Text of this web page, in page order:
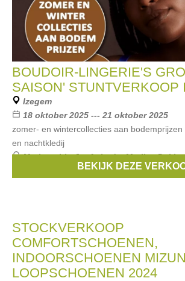
BOUDOIR-LINGERIE'S
SAISON' STUNTVERKOOP
Izegem
18 oktober 2025 --- 21 oktober 2025
zomer- en wintercollecties aan
en nachtkledij
Merken:Liu Jo,Aubade,Marlies
BEKIJK DEZE
STOCKVERKOOP
COMFORTSCHOENEN,
INDOORSCHOENEN
LOOPSCHOENEN 2024